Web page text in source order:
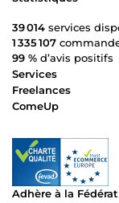
39 014 services
1 335 107
99 % d’avis positifs
Services
Freelances
ComeUp
Adhère à la